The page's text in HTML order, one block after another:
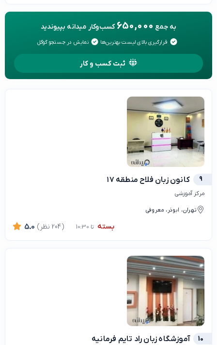
به جمع 650,000 کسب‌وکار میدانه بپیوندید
قرارگیری بالای لیست بهترین‌ها نمایش در جستجو گوگل
ثبت کسب و کار
9 کانون زبان فلاح منطقه ۱۷
مرکز آموزشی
تهران، ابوذر، معروفی
بسته تا 10:30 5.0 (204 نظر)
10 آموزشگاه زبان راد تایم فرمانیه